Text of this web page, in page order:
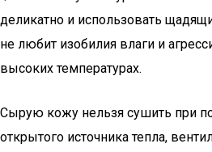
деликатно и использовать
не любит изобилия влаги и
высоких температурах.
Сырую кожу нельзя сушить при
открытого источника тепла,